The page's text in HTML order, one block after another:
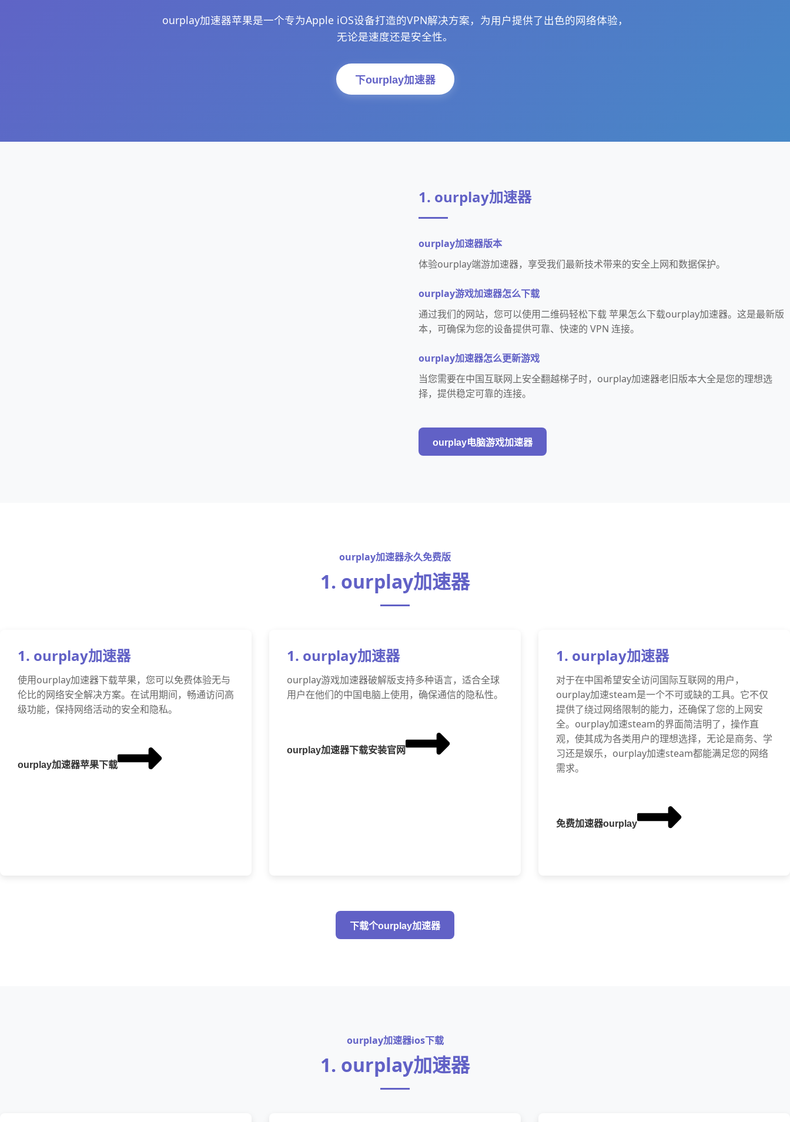
ourplay加速器苹果是一个专为Apple iOS设备打造的VPN解决方案，为用户提供了出色的网络体验，
无论是速度还是安全性。
下ourplay加速器
1. ourplay加速器
ourplay加速器版本
体验ourplay端游加速器，享受我们最新技术带来的安全上网和数据保护。
ourplay游戏加速器怎么下载
通过我们的网站，您可以使用二维码轻松下载 苹果怎么下载ourplay加速器。这是最新版
本，可确保为您的设备提供可靠、快速的 VPN 连接。
ourplay加速器怎么更新游戏
当您需要在中国互联网上安全翻越梯子时，ourplay加速器老旧版本大全是您的理想选
择，提供稳定可靠的连接。
ourplay电脑游戏加速器
ourplay加速器永久免费版
1. ourplay加速器
1. ourplay加速器
使用ourplay加速器下载苹果，您可以免费体验无与
伦比的网络安全解决方案。在试用期间，畅通访问高
级功能，保持网络活动的安全和隐私。
ourplay加速器苹果下载
1. ourplay加速器
ourplay游戏加速器破解版支持多种语言，适合全球
用户在他们的中国电脑上使用，确保通信的隐私性。
ourplay加速器下载安装官网
1. ourplay加速器
对于在中国希望安全访问国际互联网的用户，
ourplay加速steam是一个不可或缺的工具。它不仅
提供了绕过网络限制的能力，还确保了您的上网安
全。ourplay加速steam的界面简洁明了，操作直
观，使其成为各类用户的理想选择，无论是商务、学
习还是娱乐，ourplay加速steam都能满足您的网络
需求。
免费加速器ourplay
下载个ourplay加速器
ourplay加速器ios下载
1. ourplay加速器